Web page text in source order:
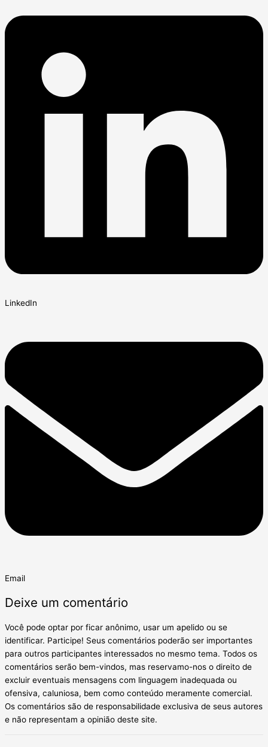
LinkedIn
Email
Deixe um comentário
Você pode optar por ficar anônimo, usar um apelido ou se
identificar. Participe! Seus comentários poderão ser importantes
para outros participantes interessados no mesmo tema. Todos os
comentários serão bem-vindos, mas reservamo-nos o direito de
excluir eventuais mensagens com linguagem inadequada ou
ofensiva, caluniosa, bem como conteúdo meramente comercial.
Os comentários são de responsabilidade exclusiva de seus autores
e não representam a opinião deste site.